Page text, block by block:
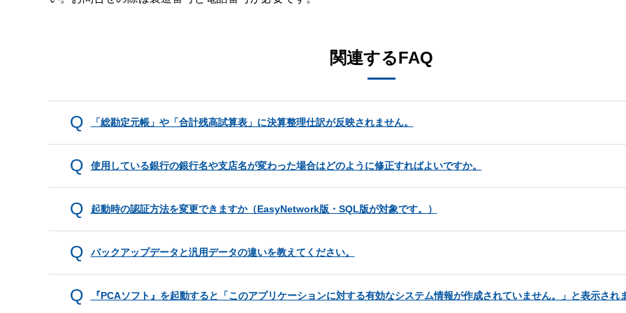
関連するFAQ
「総勘定元帳」や「合計残高試算表」に決算整理仕訳が反映されません。
使用している銀行の銀行名や支店名が変わった場合はどのように修正すればよいですか。
起動時の認証方法を変更できますか（EasyNetwork版・SQL版が対象です。）
バックアップデータと汎用データの違いを教えてください。
『PCAソフト』を起動すると「このアプリケーションに対する有効なシステム情報が作成されていません。」と表示され